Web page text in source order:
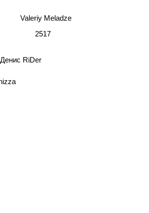
Valeriy Meladze
2517
Денис RiDer